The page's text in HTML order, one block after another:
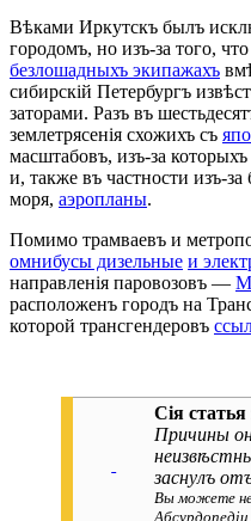
Вѣками Иркутскъ былъ
городомъ, но изъ-за того,
безлошадныхъ экипажахъ
сибирскій Петербургъ
заторами. Разъ въ
землетрясенія схожихъ съ
масштабовъ, изъ-за которыхъ
и, также въ частности изъ-
моря, аэропланы.
Помимо трамваевъ и
омнибусы дизельные и
направленія паровозовъ —
расположенъ городъ на
которой трансгендеровъ
Сія
Причины
заснулъ
Вы можете